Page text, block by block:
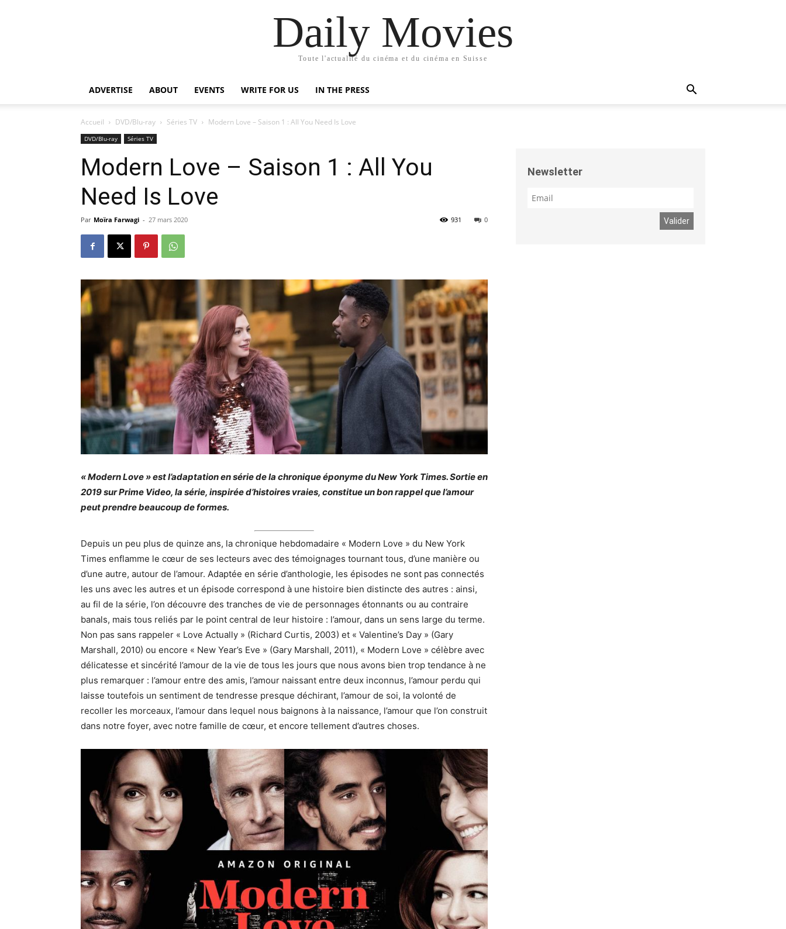
Daily Movies
Toute l'actualité du cinéma et du cinéma en Suisse
ADVERTISE ABOUT EVENTS WRITE FOR US IN THE PRESS
Accueil DVD/Blu-ray Séries TV Modern Love – Saison 1 : All You Need Is Love
DVD/Blu-ray Séries TV
Modern Love – Saison 1 : All You
Need Is Love
Par Moïra Farwagi - 27 mars 2020 0
931
« Modern Love » est l’adaptation en série de la chronique éponyme du New York Times. Sortie en
2019 sur Prime Video, la série, inspirée d’histoires vraies, constitue un bon rappel que l’amour
peut prendre beaucoup de formes.
Depuis un peu plus de quinze ans, la chronique hebdomadaire « Modern Love » du New York
Times enflamme le cœur de ses lecteurs avec des témoignages tournant tous, d’une manière ou
d’une autre, autour de l’amour. Adaptée en série d’anthologie, les épisodes ne sont pas connectés
les uns avec les autres et un épisode correspond à une histoire bien distincte des autres : ainsi,
au fil de la série, l’on découvre des tranches de vie de personnages étonnants ou au contraire
banals, mais tous reliés par le point central de leur histoire : l’amour, dans un sens large du terme.
Non pas sans rappeler « Love Actually » (Richard Curtis, 2003) et « Valentine’s Day » (Gary
Marshall, 2010) ou encore « New Year’s Eve » (Gary Marshall, 2011), « Modern Love » célèbre avec
délicatesse et sincérité l’amour de la vie de tous les jours que nous avons bien trop tendance à ne
plus remarquer : l’amour entre des amis, l’amour naissant entre deux inconnus, l’amour perdu qui
laisse toutefois un sentiment de tendresse presque déchirant, l’amour de soi, la volonté de
recoller les morceaux, l’amour dans lequel nous baignons à la naissance, l’amour que l’on construit
dans notre foyer, avec notre famille de cœur, et encore tellement d’autres choses.
Newsletter